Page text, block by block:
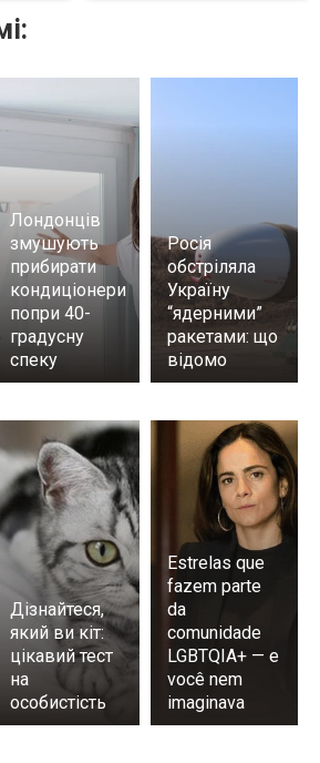
Лондонців
змушують
прибирати
кондиціонери
попри 40-
градусну
спеку
Росія
обстріляла
Україну
“ядерними”
ракетами: що
відомо
Дізнайтеся,
який ви кіт:
цікавий тест
на
особистість
Estrelas que
fazem parte
da
comunidade
LGBTQIA+ — e
você nem
imaginava